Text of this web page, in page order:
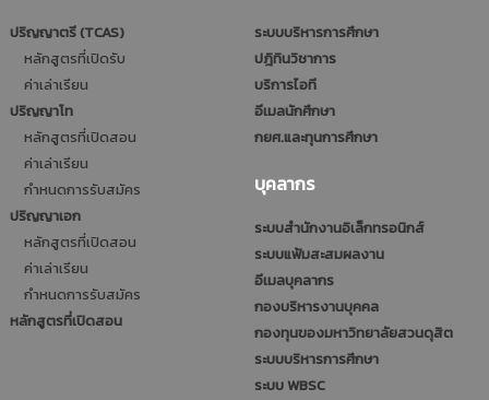
ปริญญาตรี (TCAS)
หลักสูตรที่เปิดรับ
ค่าเล่าเรียน
ปริญญาโท
หลักสูตรที่เปิดสอน
ค่าเล่าเรียน
กำหนดการรับสมัคร
ปริญญาเอก
หลักสูตรที่เปิดสอน
ค่าเล่าเรียน
กำหนดการรับสมัคร
หลักสูตรที่เปิดสอน
ระบบบริหารการศึกษา
ปฎิทินวิชาการ
บริการไอที
อีเมลนักศึกษา
กยศ.และทุนการศึกษา
บุคลากร
ระบบสำนักงานอิเล็กทรอนิกส์
ระบบแฟ้มสะสมผลงาน
อีเมลบุคลากร
กองบริหารงานบุคคล
กองทุนของมหาวิทยาลัยสวนดุสิต
ระบบบริหารการศึกษา
ระบบ WBSC